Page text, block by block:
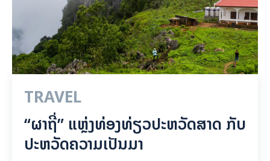
TRAVEL
“ຜາຖີ່” ແຫຼ່ງທ່ອງທ່ຽວປະຫວັດສາດ ກັບ
ປະຫວັດຄວາມເປັນມາ